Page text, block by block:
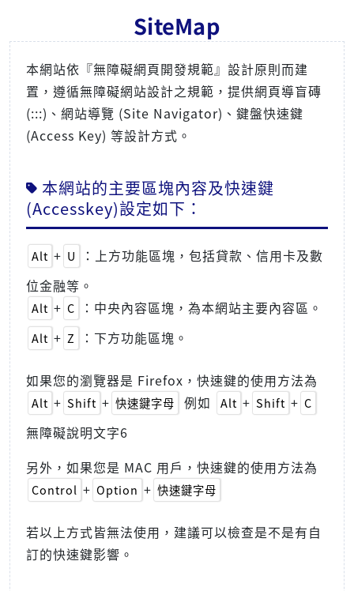
SiteMap
本網站依『無障礙網頁開發規範』設計原則而建
置，遵循無障礙網站設計之規範，提供網頁導盲磚
(:::)、網站導覽 (Site Navigator)、鍵盤快速鍵
(Access Key) 等設計方式。
本網站的主要區塊內容及快速鍵
(Accesskey)設定如下：
Alt + U
：上方功能區塊，包括貸款、信用卡及數
位金融等。
Alt + C ：中央內容區塊，為本網站主要內容區。
Alt + Z ：下方功能區塊。
如果您的瀏覽器是 Firefox，快速鍵的使用方法為
Alt + Shift + 快速鍵字母 例如 Alt + Shift + C
無障礙說明文字6
另外，如果您是 MAC 用戶，快速鍵的使用方法為
Control + Option + 快速鍵字母
若以上方式皆無法使用，建議可以檢查是不是有自
訂的快速鍵影響。